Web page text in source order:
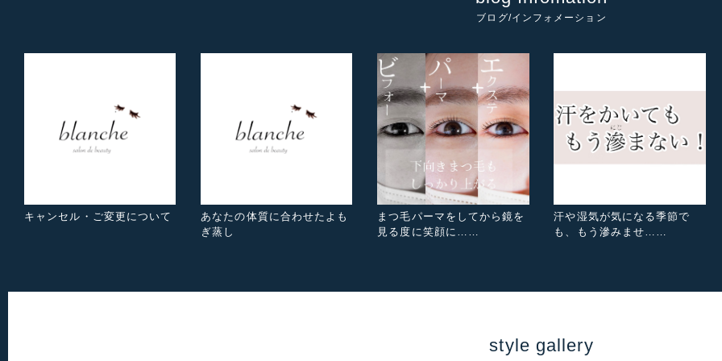
ブログ/インフォメーション
キャンセル・ご変更について
あなたの体質に合わせたよも
ぎ蒸し
まつ毛パーマをしてから鏡を
見る度に笑顔に……
汗や湿気が気になる季節で
も、もう滲みませ……
style gallery